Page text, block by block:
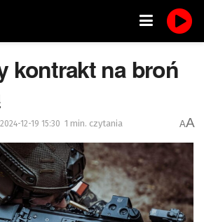
kontrakt na broń
2024-12-19 15:30 1 min. czytania AA